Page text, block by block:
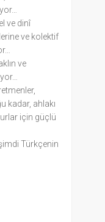
ve dinî
ve kolektif
ve
kadar, ahlakı
için güçlü
Türkçenin